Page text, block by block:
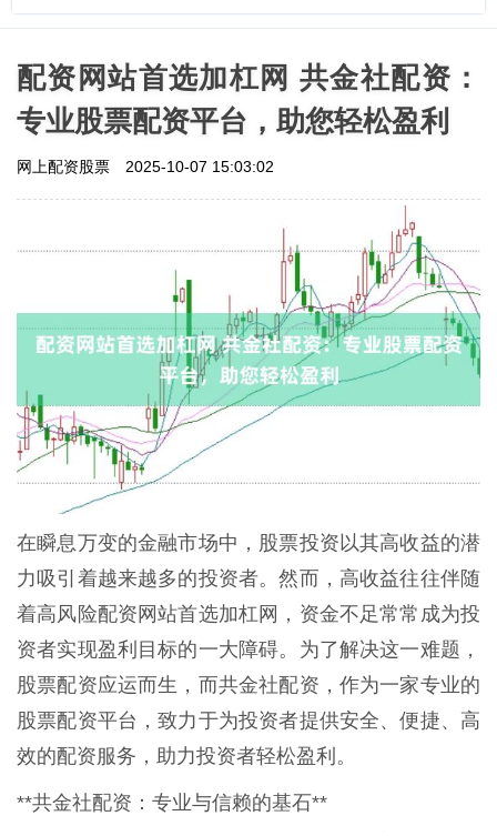
配资网站首选加杠网 共金社配资：
专业股票配资平台，助您轻松盈利
网上配资股票 2025-10-07 15:03:02
在瞬息万变的金融市场中，股票投资以其高收益的潜
力吸引着越来越多的投资者。然而，高收益往往伴随
着高风险配资网站首选加杠网，资金不足常常成为投
资者实现盈利目标的一大障碍。为了解决这一难题，
股票配资应运而生，而共金社配资，作为一家专业的
股票配资平台，致力于为投资者提供安全、便捷、高
效的配资服务，助力投资者轻松盈利。
**共金社配资：专业与信赖的基石**